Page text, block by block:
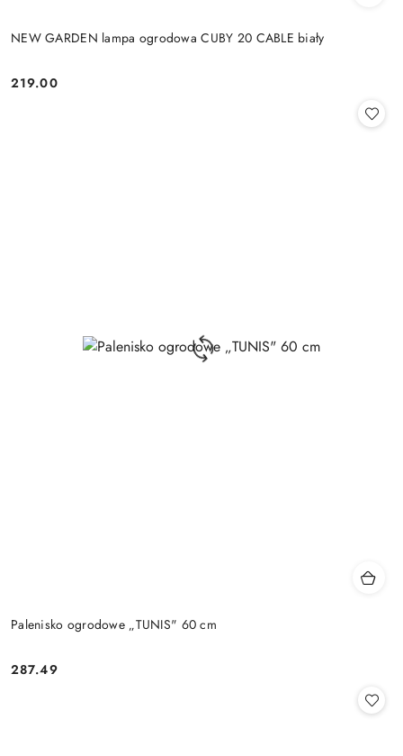
NEW GARDEN lampa ogrodowa CUBY 20 CABLE biały
Cena:
219.00
Palenisko ogrodowe „TUNIS" 60 cm
Cena:
287.49